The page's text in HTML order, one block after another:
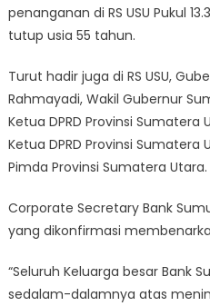
penanganan di RS USU Pukul
tutup usia 55 tahun.
Turut hadir juga di RS USU,
Rahmayadi, Wakil Gubernur
Ketua DPRD Provinsi Sumatera
Ketua DPRD Provinsi
Pimda Provinsi Sumatera Utara.
Corporate Secretary Bank
yang dikonfirmasi
“Seluruh Keluarga besar Bank
sedalam-dalamnya atas